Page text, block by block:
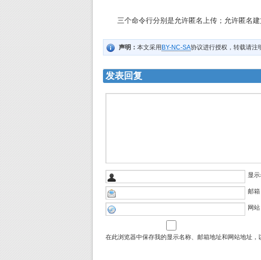
三个命令行分别是允许匿名上传；允许匿名建
声明： 本文采用 BY-NC-SA协议进行授权，转载请注
发表回复
显
邮箱
网站
在此浏览器中保存我的显示名称、邮箱地址和网站地址，